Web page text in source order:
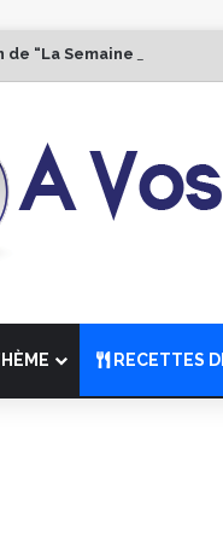
de “La Semaine des
RECETTES